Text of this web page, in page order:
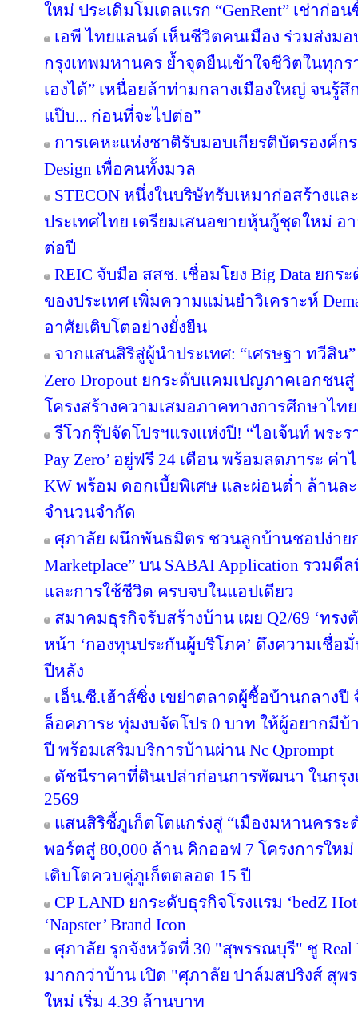
ใหม่ ประเดิมโมเดลแรก “GenRent” เช่าก่อ
เอพี ไทยแลนด์ เห็นชีวิตคนเมือง ร่วมส่งมอ
กรุงเทพมหานคร ย้ำจุดยืนเข้าใจชีวิตในทุกร
เองได้” เหนื่อยล้าท่ามกลางเมืองใหญ่ จนรู้
แป๊บ... ก่อนที่จะไปต่อ”
การเคหะแห่งชาติรับมอบเกียรติบัตรองค์ก
Design เพื่อคนทั้งมวล
STECON หนึ่งในบริษัทรับเหมาก่อสร้างแ
ประเทศไทย เตรียมเสนอขายหุ้นกู้ชุดใหม่ อ
ต่อปี
REIC จับมือ สสช. เชื่อมโยง Big Data ยก
ของประเทศ เพิ่มความแม่นยำวิเคราะห์
อาศัยเติบโตอย่างยั่งยืน
จากแสนสิริสู่ผู้นำประเทศ: “เศรษฐา ทวีสิน
Zero Dropout ยกระดับแคมเปญภาคเอกชน
โครงสร้างความเสมอภาคทางการศึกษาไทย
รีโวกรุ๊ปจัดโปรฯแรงแห่งปี! “ไอเจ้นท์ พระร
Pay Zero’ อยู่ฟรี 24 เดือน พร้อมลดภาระ ค่
KW พร้อม ดอกเบี้ยพิเศษ และผ่อนต่ำ ล้านล
จำนวนจำกัด
ศุภาลัย ผนึกพันธมิตร ชวนลูกบ้านชอปง่ายก
Marketplace” บน SABAI Application รวม
และการใช้ชีวิต ครบจบในแอปเดียว
สมาคมธุรกิจรับสร้างบ้าน เผย Q2/69 ‘ทร
หน้า ‘กองทุนประกันผู้บริโภค’ ดึงความเชื่
ปีหลัง
เอ็น.ซี.เฮ้าส์ซิ่ง เขย่าตลาดผู้ซื้อบ้านกลาง
ล็อคภาระ ทุ่มงบจัดโปร 0 บาท ให้ผู้อยากมีบ้
ปี พร้อมเสริมบริการบ้านผ่าน Nc Qprompt
ดัชนีราคาที่ดินเปล่าก่อนการพัฒนา ในกรุ
2569
แสนสิริชี้ภูเก็ตโตแกร่งสู่ “เมืองมหานครร
พอร์ตสู่ 80,000 ล้าน คิกออฟ 7 โครงการให
เติบโตควบคู่ภูเก็ตตลอด 15 ปี
CP LAND ยกระดับธุรกิจโรงแรม ‘bedZ
‘Napster’ Brand Icon
ศุภาลัย รุกจังหวัดที่ 30 "สุพรรณบุรี" ชู Real
มากกว่าบ้าน เปิด "ศุภาลัย ปาล์มสปริงส์ สุ
ใหม่ เริ่ม 4.39 ล้านบาท